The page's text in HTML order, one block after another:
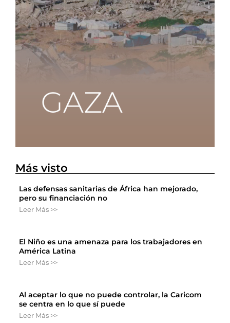
Más visto
Las defensas sanitarias de África han mejorado,
pero su financiación no
Leer Más >>
El Niño es una amenaza para los trabajadores en
América Latina
Leer Más >>
Al aceptar lo que no puede controlar, la Caricom
se centra en lo que sí puede
Leer Más >>